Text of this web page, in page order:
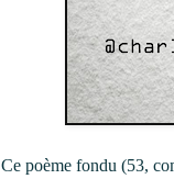
Ce poème fondu (53,